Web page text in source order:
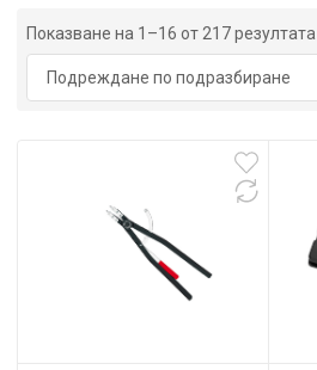
Показване на 1–16 от 217 резултата